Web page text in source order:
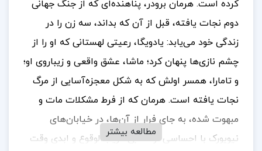
کرده است. هرمان برودر، پناهنده‌ای که از جنگ جهانی
دوم نجات یافته، قبل از آن که بداند، سه زن را در
زندگی خود می‌یابد: یادویگا، رعیتی لهستانی که او را از
چشم نازی‌ها پنهان کرد؛ ماشا، عشق واقعی و زیباروی او؛
و تامارا، همسر اولش که به شکل معجزه‌آسایی از مرگ
نجات یافته است. هرمان که از فرط مشکلات مات و
مبهوت شده، به جای فرار از آن‌ها، در خیابان‌های
نیویورک با احساسی از عذابی قریب‌الوقوع و ابدی وقت
مطالعه بیشتر